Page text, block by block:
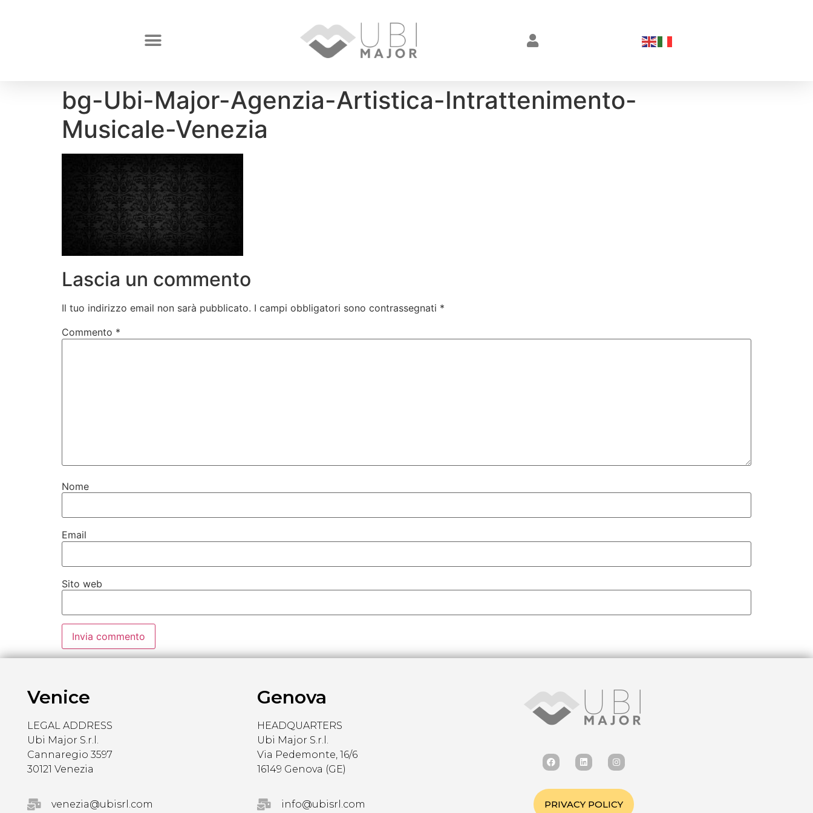
bg-Ubi-Major-Agenzia-Artistica-Intrattenimento-
Musicale-Venezia
Lascia un commento
Il tuo indirizzo email non sarà pubblicato. I campi obbligatori sono contrassegnati *
Commento *
Nome
Email
Sito web
Venice
LEGAL ADDRESS
Ubi Major S.r.l.
Cannaregio 3597
30121 Venezia
venezia@ubisrl.com
Genova
HEADQUARTERS
Ubi Major S.r.l.
Via Pedemonte, 16/6
16149 Genova (GE)
info@ubisrl.com PRIVACY POLICY